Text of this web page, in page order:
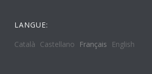
LANGUE:
Català Castellano Français English